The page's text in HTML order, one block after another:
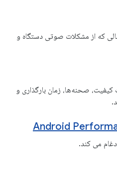
که از مشکلات صوتی دستگاه و
صحنه‌ها، زمان بارگذاری و
می کند.